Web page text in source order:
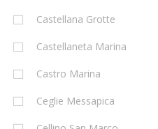
Castellana Grotte
Castellaneta Marina
Castro Marina
Ceglie Messapica